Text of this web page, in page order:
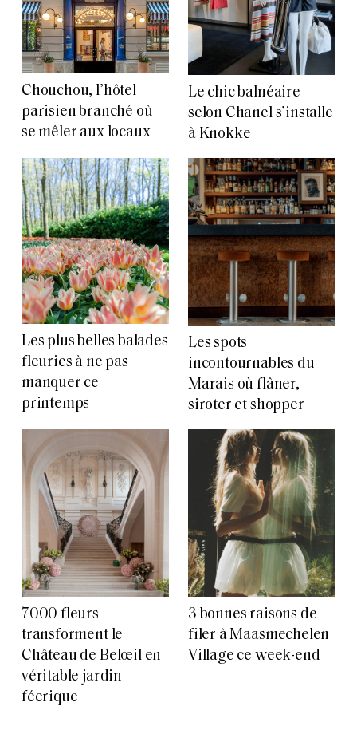
Chouchou, l’hôtel
parisien branché où
se mêler aux locaux
Le chic balnéaire
selon Chanel s’installe
à Knokke
Les plus belles balades
fleuries à ne pas
manquer ce
printemps
Les spots
incontournables du
Marais où flâner,
siroter et shopper
7000 fleurs
transforment le
Château de Belœil en
véritable jardin
féerique
3 bonnes raisons de
filer à Maasmechelen
Village ce week-end